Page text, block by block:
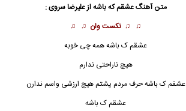
متن آهنگ عشقم که باشه از علیرضا سروی :
♫ ♫ نکست وان ♫ ♫
عشقم ک باشه همه چی خوبه
هیچ ناراحتی ندارم
عشقم ک باشه حرف مردم پشتم هیچ ارزشی واسم ندارن
عشقم ک باشه